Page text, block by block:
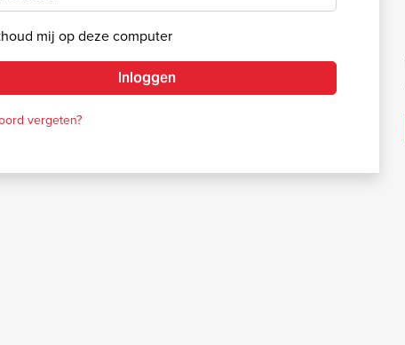
mij op deze computer
Inloggen
vergeten?